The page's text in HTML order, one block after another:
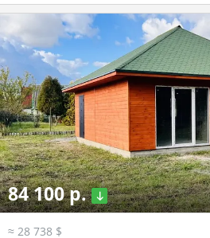
84 100 р.
≈ 28 738 $